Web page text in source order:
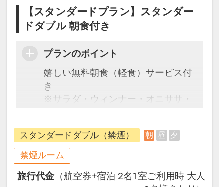
【スタンダードプラン】スタンダー
ドダブル 朝食付き
プランのポイント
嬉しい無料朝食（軽食）サービス付
き
※サラダ・ウィンナー・オニササ・
トドリンク等
石垣島の中心美崎町から徒歩約５
分、石垣島離島ターミナルへも徒歩
圏内、コンビニ徒歩1分の立地
スタンダードダブル（禁煙） 朝 昼 夕
禁煙ルーム
旅行代金 （航空券+宿泊 2名1室ご利用時 大人